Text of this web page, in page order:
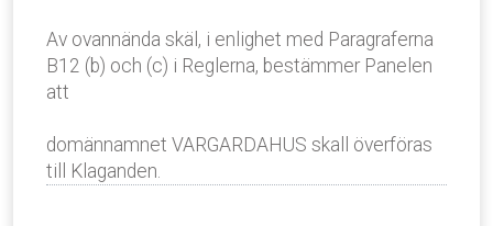
Av ovannända skäl, i enlighet med Paragraferna
B12 (b) och (c) i Reglerna, bestämmer Panelen
att
domännamnet VARGARDAHUS skall överföras
till Klaganden.